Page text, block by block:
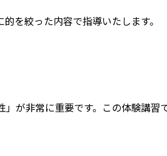
を絞った内容で指導いたします。
が非常に重要です。この体験講習